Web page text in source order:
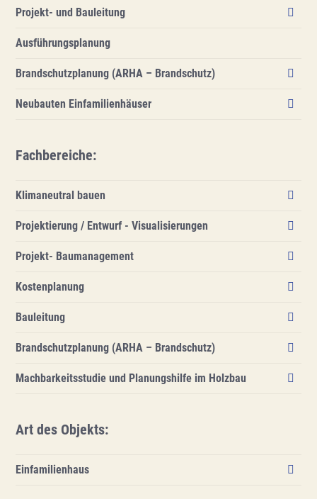
Fachbereiche
Über uns
Projekt- und Bauleitung
Ausführungsplanung
Brandschutzplanung (ARHA – Brandschutz)
Neubauten Einfamilienhäuser
Fachbereiche:
Klimaneutral bauen
Projektierung / Entwurf - Visualisierungen
Projekt- Baumanagement
Kostenplanung
Bauleitung
Brandschutzplanung (ARHA – Brandschutz)
Machbarkeitsstudie und Planungshilfe im Holzbau
Art des Objekts:
Einfamilienhaus